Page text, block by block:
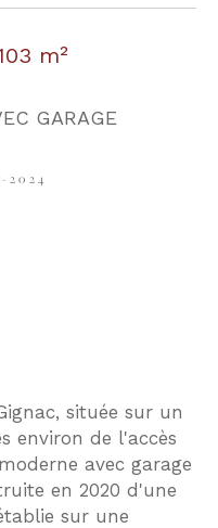
m²
GARAGE
2024
située sur un
environ de l'accès
avec garage
en 2020 d'une
sur une